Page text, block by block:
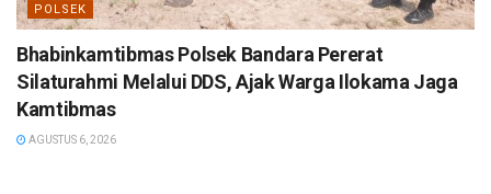
POLSEK
Bhabinkamtibmas Polsek Bandara Pererat
Silaturahmi Melalui DDS, Ajak Warga Ilokama Jaga
Kamtibmas
AGUSTUS 6, 2026